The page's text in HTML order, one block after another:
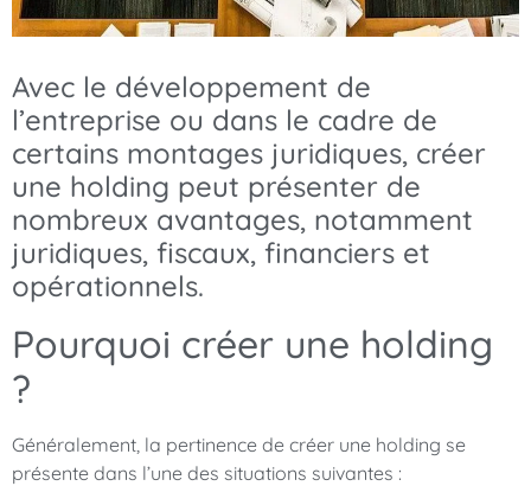
Avec le développement de
l’entreprise ou dans le cadre de
certains montages juridiques, créer
une holding peut présenter de
nombreux avantages, notamment
juridiques, fiscaux, financiers et
opérationnels.
Pourquoi créer une holding
?
Généralement, la pertinence de créer une holding se
présente dans l’une des situations suivantes :